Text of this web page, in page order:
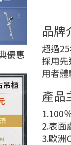
優惠
品牌
超過
採用
用者體
產品
1.100
2.表面
3.歐洲